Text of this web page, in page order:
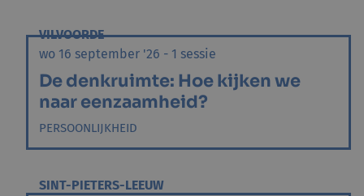
VILVOORDE
wo 16 september '26 - 1 sessie
De denkruimte: Hoe kijken we
naar eenzaamheid?
PERSOONLIJKHEID
SINT-PIETERS-LEEUW